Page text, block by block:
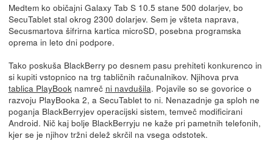
Medtem ko običajni Galaxy Tab S 10.5 stane 500 dolarjev, bo
SecuTablet stal okrog 2300 dolarjev. Sem je všteta naprava,
Secusmartova šifrirna kartica microSD, posebna programska
oprema in leto dni podpore.
Tako poskuša BlackBerry po desnem pasu prehiteti konkurenco in
si kupiti vstopnico na trg tabličnih računalnikov. Njihova prva
tablica PlayBook namreč ni navdušila. Pojavile so se govorice o
razvoju PlayBooka 2, a SecuTablet to ni. Nenazadnje ga sploh ne
poganja BlackBerryjev operacijski sistem, temveč modificirani
Android. Nič kaj bolje BlackBerryju ne kaže pri pametnih telefonih,
kjer se je njihov tržni delež skrčil na vsega odstotek.